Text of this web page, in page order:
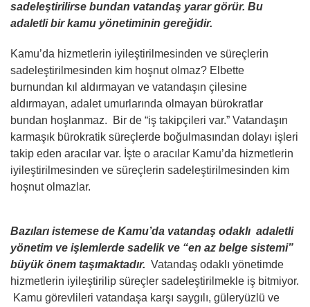
sadeleştirilirse bundan vatandaş yarar görür. Bu
adaletli bir kamu yönetiminin gereğidir.
Kamu’da hizmetlerin iyileştirilmesinden ve süreçlerin
sadeleştirilmesinden kim hoşnut olmaz? Elbette
burnundan kıl aldırmayan ve vatandaşın çilesine
aldırmayan, adalet umurlarında olmayan bürokratlar
bundan hoşlanmaz. Bir de “iş takipçileri var.” Vatandaşın
karmaşık bürokratik süreçlerde boğulmasından dolayı işleri
takip eden aracılar var. İşte o aracılar Kamu’da hizmetlerin
iyileştirilmesinden ve süreçlerin sadeleştirilmesinden kim
hoşnut olmazlar.
Bazıları istemese de Kamu’da vatandaş odaklı adaletli
yönetim ve işlemlerde sadelik ve “en az belge sistemi”
büyük önem taşımaktadır. Vatandaş odaklı yönetimde
hizmetlerin iyileştirilip süreçler sadeleştirilmekle iş bitmiyor.
Kamu görevlileri vatandaşa karşı saygılı, güleryüzlü ve